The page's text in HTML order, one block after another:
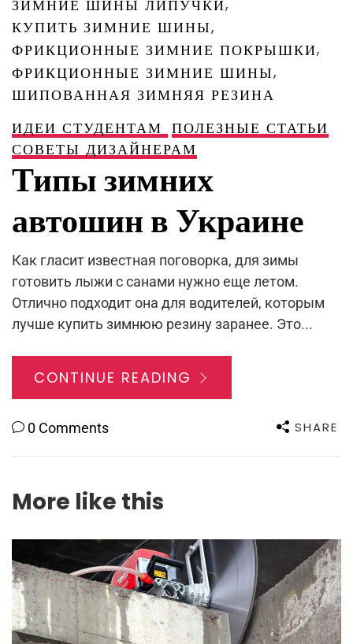
ЗИМНИЕ ШИНЫ ЛИПУЧКИ
КУПИТЬ ЗИМНИЕ ШИНЫ,
ФРИКЦИОННЫЕ ЗИМНИЕ ПОКРЫШКИ,
ФРИКЦИОННЫЕ ЗИМНИЕ ШИНЫ,
ШИПОВАННАЯ ЗИМНЯЯ РЕЗИНА
ИДЕИ СТУДЕНТАМ ПОЛЕЗНЫЕ СТАТЬИ
СОВЕТЫ ДИЗАЙНЕРАМ
Типы зимних
автошин в Украине
Как гласит известная поговорка, для зимы
готовить лыжи с санами нужно еще летом.
Отлично подходит она для водителей, которым
лучше купить зимнюю резину заранее. Это...
CONTINUE READING
0 Comments SHARE
More like this